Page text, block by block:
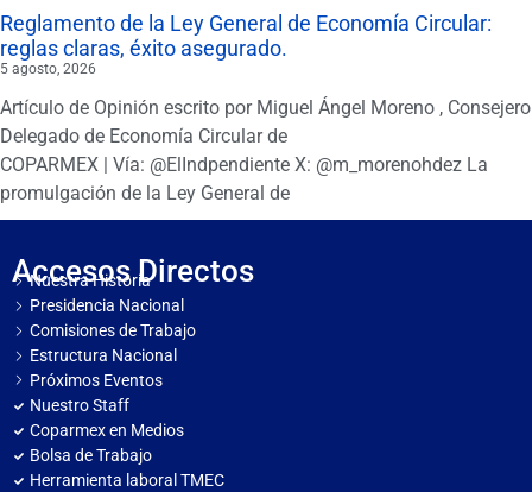
Reglamento de la Ley General de Economía Circular:
reglas claras, éxito asegurado.
5 agosto, 2026
Artículo de Opinión escrito por Miguel Ángel Moreno , Consejero
Delegado de Economía Circular de
COPARMEX | Vía: @ElIndpendiente X: @m_morenohdez La
promulgación de la Ley General de
Accesos Directos
Nuestra Historia
Presidencia Nacional
Comisiones de Trabajo
Estructura Nacional
Próximos Eventos
Nuestro Staff
Coparmex en Medios
Bolsa de Trabajo
Herramienta laboral TMEC